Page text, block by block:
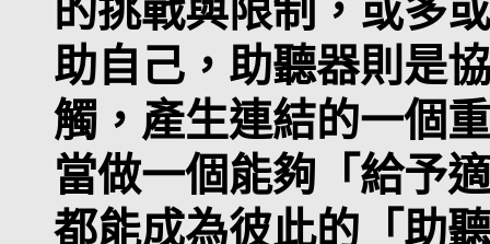
的挑戰與限制，或多
助自己，助聽器則是
觸，產生連結的一個
當做一個能夠「給予
都能成為彼此的「助